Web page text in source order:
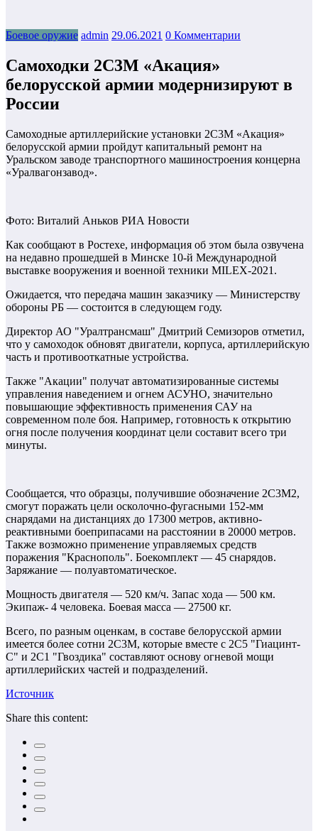
Боевое оружие admin 29.06.2021 0 Комментарии
Самоходки 2С3М «Акация»
белорусской армии модернизируют в
России
Самоходные артиллерийские установки 2С3М «Акация»
белорусской армии пройдут капитальный ремонт на
Уральском заводе транспортного машиностроения концерна
«Уралвагонзавод».
Фото: Виталий Аньков РИА Новости
Как сообщают в Ростехе, информация об этом была озвучена
на недавно прошедшей в Минске 10-й Международной
выставке вооружения и военной техники MILEX-2021.
Ожидается, что передача машин заказчику — Министерству
обороны РБ — состоится в следующем году.
Директор АО "Уралтрансмаш" Дмитрий Семизоров отметил,
что у самоходок обновят двигатели, корпуса, артиллерийскую
часть и противооткатные устройства.
Также "Акации" получат автоматизированные системы
управления наведением и огнем АСУНО, значительно
повышающие эффективность применения САУ на
современном поле боя. Например, готовность к открытию
огня после получения координат цели составит всего три
минуты.
Сообщается, что образцы, получившие обозначение 2С3М2,
смогут поражать цели осколочно-фугасными 152-мм
снарядами на дистанциях до 17300 метров, активно-
реактивными боеприпасами на расстоянии в 20000 метров.
Также возможно применение управляемых средств
поражения "Краснополь". Боекомплект — 45 снарядов.
Заряжание — полуавтоматическое.
Мощность двигателя — 520 км/ч. Запас хода — 500 км.
Экипаж- 4 человека. Боевая масса — 27500 кг.
Всего, по разным оценкам, в составе белорусской армии
имеется более сотни 2С3М, которые вместе с 2С5 "Гиацинт-
С" и 2С1 "Гвоздика" составляют основу огневой мощи
артиллерийских частей и подразделений.
Источник
Share this content: